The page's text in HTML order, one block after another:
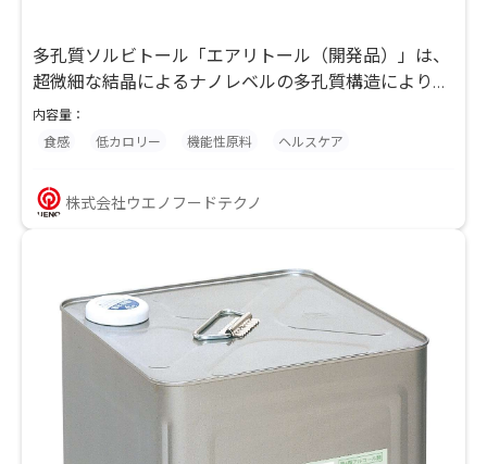
多孔質ソルビトール「エアリトール（開発品）」は、
超微細な結晶によるナノレベルの多孔質構造により、
錠剤の硬度アップ、様々な液体を粉末化、油などの分
散を助ける といった機能性のあるソルビトールです。
応は可能です。
内容量：
食感
低カロリー 機能性原料 ヘルスケア
株式会社ウエノフードテクノ